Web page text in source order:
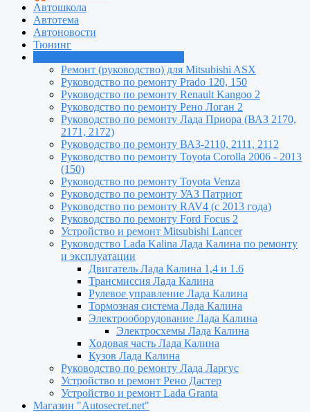
Автошкола
Автотема
Автоновости
Тюнинг
Ремонт (руководство) для Mitsubishi ASX
Руководство по ремонту Prado 120, 150
Руководство по ремонту Renault Kangoo 2
Руководство по ремонту Рено Логан 2
Руководство по ремонту Лада Приора (ВАЗ 2170,
2171, 2172)
Руководство по ремонту ВАЗ-2110, 2111, 2112
Руководство по ремонту Toyota Сorolla 2006 - 2013
(150)
Руководство по ремонту Toyota Venza
Руководство по ремонту УАЗ Патриот
Руководство по ремонту RAV4 (с 2013 года)
Руководство по ремонту Ford Focus 2
Устройство и ремонт Mitsubishi Lancer
Руководство Lada Kalina Лада Калина по ремонту
и эксплуатации
Двигатель Лада Калина 1,4 и 1.6
Трансмиссия Лада Калина
Рулевое управление Лада Калина
Тормозная система Лада Калина
Электрооборудование Лада Калина
Электросхемы Лада Калина
Ходовая часть Лада Калина
Кузов Лада Калина
Руководство по ремонту Лада Ларгус
Устройство и ремонт Рено Дастер
Устройство и ремонт Lada Granta
Магазин "Autosecret.net"